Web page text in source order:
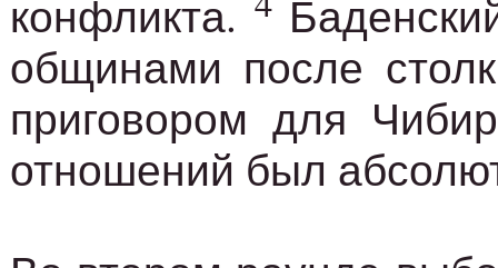
конфликта.
общинами после
приговором для
отношений был